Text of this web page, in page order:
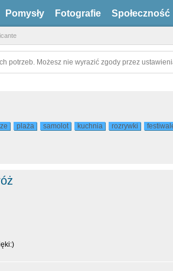
Pomysły Fotografie Społeczność
potrzeb. Możesz nie wyrazić zgody przez
plaża samolot kuchnia rozrywki